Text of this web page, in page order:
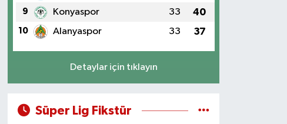
9 Konyaspor 33 40
10 Alanyaspor 33 37
Detaylar için tıklayın
Süper Lig Fikstür